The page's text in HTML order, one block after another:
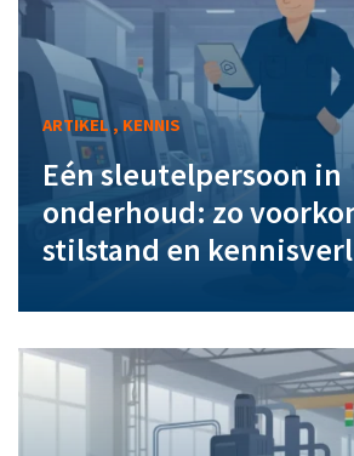
ARTIKEL , KENNIS
Eén sleutelpersoon in
onderhoud: zo
stilstand en